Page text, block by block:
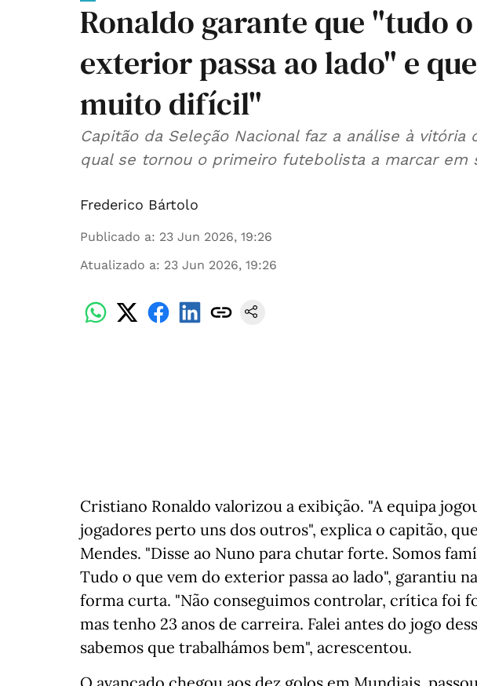
Ronaldo garante que "tudo
exterior passa ao lado" e
muito difícil"
Capitão da Seleção Nacional faz a análise à vitória
qual se tornou o primeiro futebolista a marcar em
Frederico Bártolo
Publicado a: 23 Jun 2026, 19:26
Atualizado a: 23 Jun 2026, 19:26
Cristiano Ronaldo valorizou a exibição. "A equipa
jogadores perto uns dos outros", explica o capitão,
Mendes. "Disse ao Nuno para chutar forte. Somos
Tudo o que vem do exterior passa ao lado", garantiu
forma curta. "Não conseguimos controlar, crítica foi
mas tenho 23 anos de carreira. Falei antes do jogo
sabemos que trabalhámos bem", acrescentou.